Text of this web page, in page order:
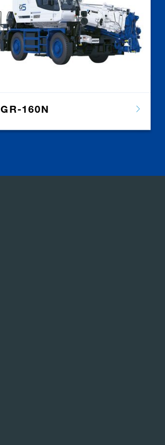
GR-160N